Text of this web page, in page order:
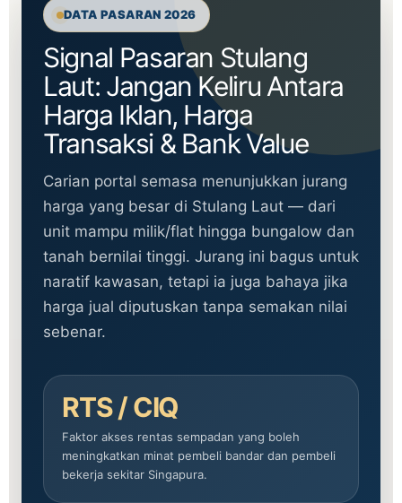
DATA PASARAN 2026
Signal Pasaran Stulang
Laut: Jangan Keliru Antara
Harga Iklan, Harga
Transaksi & Bank Value
Carian portal semasa menunjukkan jurang
harga yang besar di Stulang Laut — dari
unit mampu milik/flat hingga bungalow dan
tanah bernilai tinggi. Jurang ini bagus untuk
naratif kawasan, tetapi ia juga bahaya jika
harga jual diputuskan tanpa semakan nilai
sebenar.
RTS / CIQ
Faktor akses rentas sempadan yang boleh
meningkatkan minat pembeli bandar dan pembeli
bekerja sekitar Singapura.